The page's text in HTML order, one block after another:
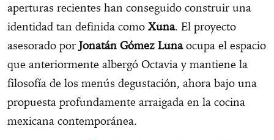
aperturas recientes han conseguido construir una
identidad tan definida como Xuna. El proyecto
asesorado por Jonatán Gómez Lunaocupa el espacio
que anteriormente albergó Octavia y mantiene la
filosofía de los menús degustación, ahora bajo una
propuesta profundamente arraigada en la cocina
mexicana contemporánea.